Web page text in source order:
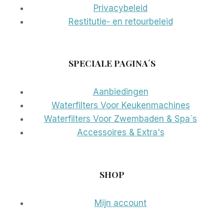
Privacybeleid
Restitutie- en retourbeleid
SPECIALE PAGINA´S
Aanbiedingen
Waterfilters Voor Keukenmachines
Waterfilters Voor Zwembaden & Spa´s
Accessoires & Extra's
SHOP
Mijn account